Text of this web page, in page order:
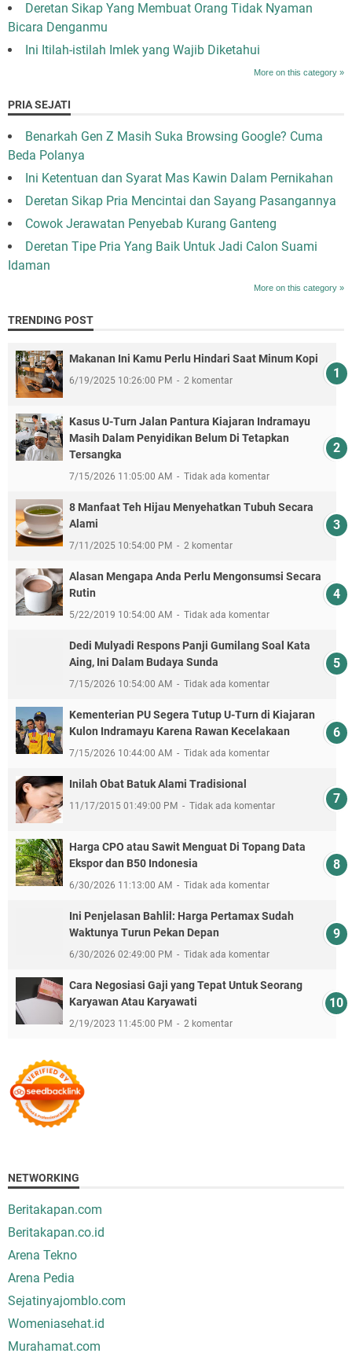
Deretan Sikap Yang Membuat Orang Tidak Nyaman
Bicara Denganmu
Ini Itilah-istilah Imlek yang Wajib Diketahui
More on this category »
PRIA SEJATI
Benarkah Gen Z Masih Suka Browsing Google? Cuma
Beda Polanya
Ini Ketentuan dan Syarat Mas Kawin Dalam Pernikahan
Deretan Sikap Pria Mencintai dan Sayang Pasangannya
Cowok Jerawatan Penyebab Kurang Ganteng
Deretan Tipe Pria Yang Baik Untuk Jadi Calon Suami
Idaman
More on this category »
TRENDING POST
Makanan Ini Kamu Perlu Hindari Saat Minum Kopi
6/19/2025 10:26:00 PM 2 komentar
Kasus U-Turn Jalan Pantura Kiajaran Indramayu
Masih Dalam Penyidikan Belum Di Tetapkan
Tersangka
7/15/2026 11:05:00 AM Tidak ada komentar
8 Manfaat Teh Hijau Menyehatkan Tubuh Secara
Alami
7/11/2025 10:54:00 PM 2 komentar
Alasan Mengapa Anda Perlu Mengonsumsi Secara
Rutin
5/22/2019 10:54:00 AM Tidak ada komentar
Dedi Mulyadi Respons Panji Gumilang Soal Kata
Aing, Ini Dalam Budaya Sunda
7/15/2026 10:54:00 AM Tidak ada komentar
Kementerian PU Segera Tutup U-Turn di Kiajaran
Kulon Indramayu Karena Rawan Kecelakaan
7/15/2026 10:44:00 AM Tidak ada komentar
Inilah Obat Batuk Alami Tradisional
11/17/2015 01:49:00 PM Tidak ada komentar
Harga CPO atau Sawit Menguat Di Topang Data
Ekspor dan B50 Indonesia
6/30/2026 11:13:00 AM Tidak ada komentar
Ini Penjelasan Bahlil: Harga Pertamax Sudah
Waktunya Turun Pekan Depan
6/30/2026 02:49:00 PM Tidak ada komentar
Cara Negosiasi Gaji yang Tepat Untuk Seorang
Karyawan Atau Karyawati
2/19/2023 11:45:00 PM 2 komentar
NETWORKING
Beritakapan.com
Beritakapan.co.id
Arena Tekno
Arena Pedia
Sejatinyajomblo.com
Womeniasehat.id
Murahamat.com